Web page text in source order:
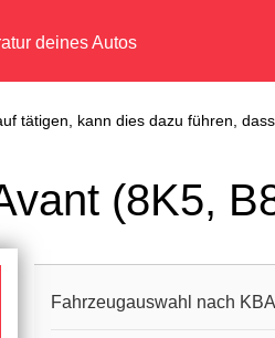
deines Autos
tätigen, kann dies dazu führen,
(8K5,
Fahrzeugauswahl nach